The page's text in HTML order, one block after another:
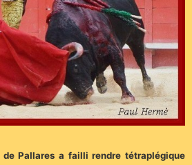
Pallares a failli rendre tétraplégique